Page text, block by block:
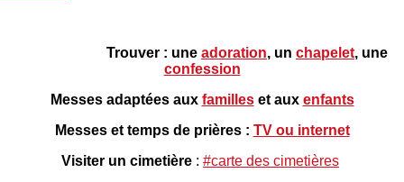
Trouver : une adoration, un chapelet, une
confession
Messes adaptées aux familleset aux enfants
Messes et temps de prières: TV ou internet
Visiter un cimetière : #carte des cimetières